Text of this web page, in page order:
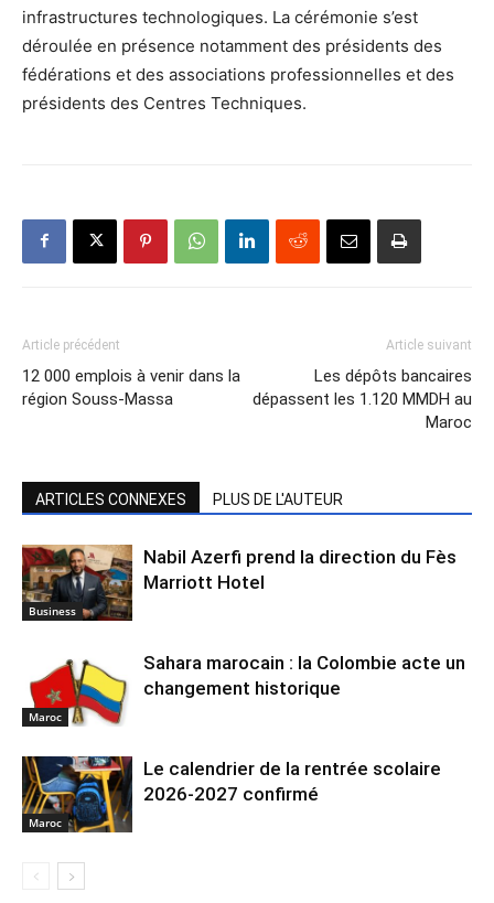
infrastructures technologiques. La cérémonie s’est
déroulée en présence notamment des présidents des
fédérations et des associations professionnelles et des
présidents des Centres Techniques.
Article précédent
12 000 emplois à venir dans la
région Souss-Massa
Article suivant
Les dépôts bancaires
dépassent les 1.120 MMDH au
Maroc
ARTICLES CONNEXES PLUS DE L'AUTEUR
Business
Nabil Azerfi prend la direction du Fès
Marriott Hotel
Maroc
Sahara marocain : la Colombie acte un
changement historique
Maroc
Le calendrier de la rentrée scolaire
2026-2027 confirmé